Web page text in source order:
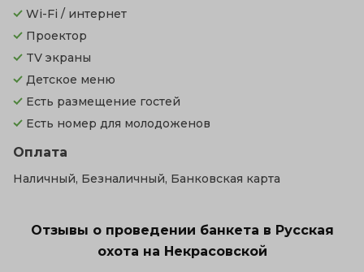
Wi-Fi / интернет
Проектор
TV экраны
Детское меню
Есть размещение гостей
Есть номер для молодоженов
Оплата
Наличный, Безналичный, Банковская карта
Отзывы о проведении банкета в Русская
охота на Некрасовской